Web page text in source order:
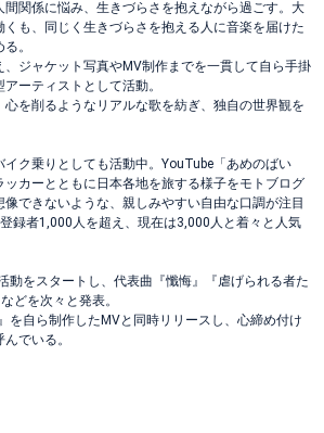
関係に悩み、生きづらさを抱えながら過ごす。大
も、同じく生きづらさを抱える人に音楽を届けた
。
ジャケット写真やMV制作までを一貫して自ら手掛
ーティストとして活動。
を削るようなリアルな歌を紡ぎ、独自の世界観を
イク乗りとしても活動中。YouTube「あめのばい
ッカーとともに日本各地を旅する様子をモトブログ
できないような、親しみやすい自由な口調が注目
録者1,000人を超え、現在は3,000人と着々と人気
動をスタートし、代表曲『懺悔』『虐げられる者た
どを次々と発表。
を自ら制作したMVと同時リリースし、心締め付け
でいる。